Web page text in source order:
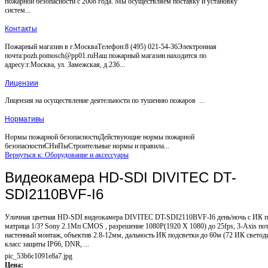
систем...
Контакты
Пожарный магазин в г.МоскваТелефон:8 (495) 021-54-36Электронная
почта:pozh.pomosch@pp01.ruНаш пожарный магазин находится по
адресу:г.Москва, ул. Замежская, д.236...
Лицензии
Лицензия на осуществление деятельности по тушению пожаров ...
Нормативы
Нормы пожарной безопасностиДействующие нормы пожарной
безопасностиСНиПыСтроительные нормы и правила...
Вернуться к: Оборудование и аксессуары
Видеокамера HD-SDI DIVITEC DT-
SDI2110BVF-I6
Уличная цветная HD-SDI видеокамера DIVITEC DT-SDI2110BVF-I6 день/ночь с ИК
матрица 1/3? Sony 2.1Мп CMOS , разрешение 1080P(1920 X 1080) до 25fps, 3-Axis
настенный монтаж, объектив 2.8-12мм, дальность ИК подсветки до 60м (72 ИК
класс защиты IP66, DNR, ...
pic_53b6c1091e8a7.jpg
Цена: